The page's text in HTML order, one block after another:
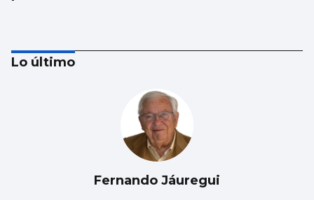
Lo último
Fernando Jáuregui